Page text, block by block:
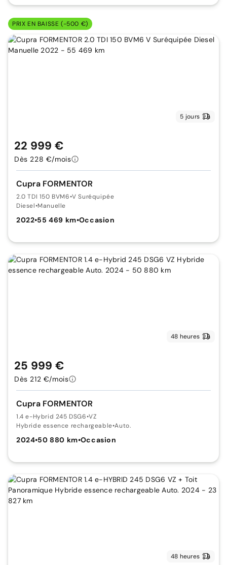
PRIX EN BAISSE (-500 €)
5 jours
Cupra FORMENTOR
2.0 TDI 150 BVM6•V Suréquipée
Diesel•Manuelle
2022•55 469 km•Occasion
22 999 €
Dès 228 €/mois
48 heures
Cupra FORMENTOR
1.4 e-Hybrid 245 DSG6•VZ
Hybride essence rechargeable•Auto.
2024•50 880 km•Occasion
25 999 €
Dès 212 €/mois
48 heures